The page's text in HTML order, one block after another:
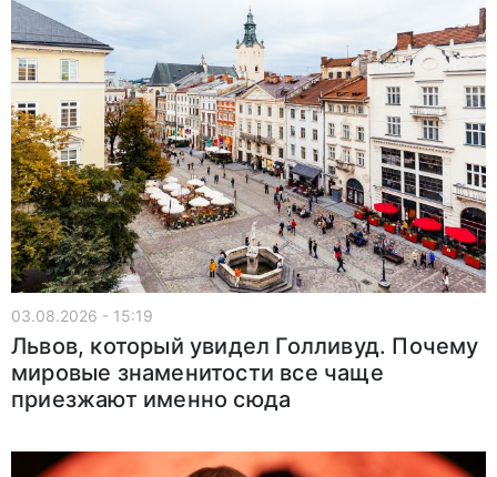
03.08.2026 - 15:19
Львов, который увидел Голливуд. Почему
мировые знаменитости все чаще
приезжают именно сюда